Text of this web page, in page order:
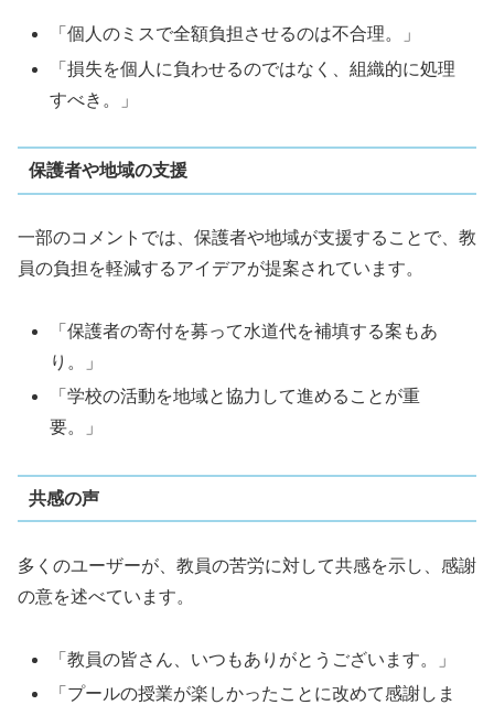
「個人のミスで全額負担させるのは不合理。」
「損失を個人に負わせるのではなく、組織的に処理
すべき。」
保護者や地域の支援
一部のコメントでは、保護者や地域が支援することで、教
員の負担を軽減するアイデアが提案されています。
「保護者の寄付を募って水道代を補填する案もあ
り。」
「学校の活動を地域と協力して進めることが重
要。」
共感の声
多くのユーザーが、教員の苦労に対して共感を示し、感謝
の意を述べています。
「教員の皆さん、いつもありがとうございます。」
「プールの授業が楽しかったことに改めて感謝しま